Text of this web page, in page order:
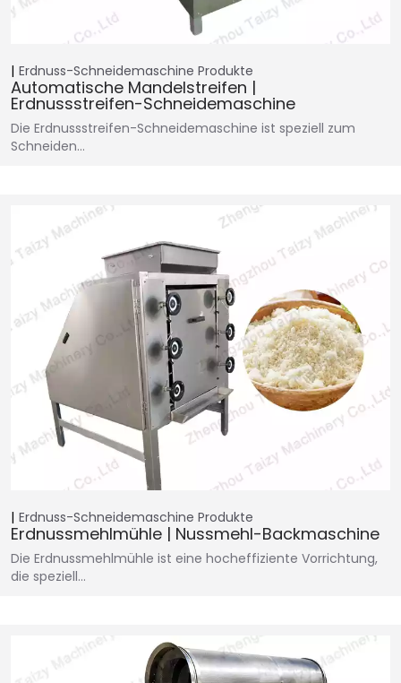
Erdnuss-Schneidemaschine Produkte
Automatische Mandelstreifen |
Erdnussstreifen-Schneidemaschine
Die Erdnussstreifen-Schneidemaschine ist speziell zum
Schneiden…
Erdnuss-Schneidemaschine Produkte
Erdnussmehlmühle | Nussmehl-Backmaschine
Die Erdnussmehlmühle ist eine hocheffiziente Vorrichtung,
die speziell…